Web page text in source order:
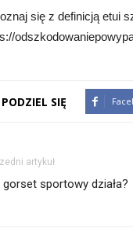
się z definicją etui
PODZIEL SIĘ
artykuł
gorset sportowy działa?